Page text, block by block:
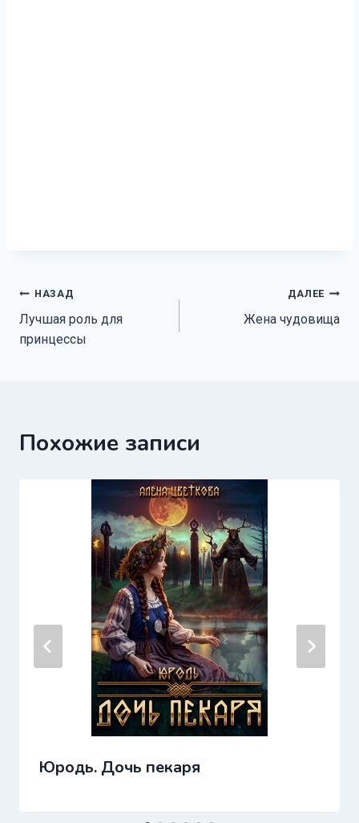
Навигация
по
НАЗАД
Лучшая роль для
принцессы
ДАЛЕЕ
Жена чудовища
Похожие записи
Юродь. Дочь пекаря